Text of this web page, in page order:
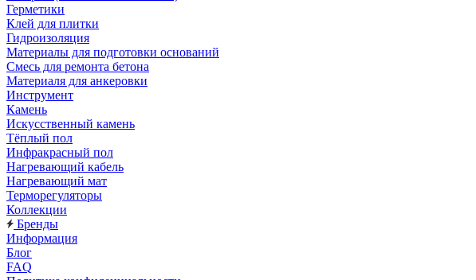
Герметики
Клей для плитки
Гидроизоляция
Материалы для подготовки оснований
Смесь для ремонта бетона
Материаля для анкеровки
Инструмент
Камень
Искусственный камень
Тёплый пол
Инфракрасный пол
Нагревающий кабель
Нагревающий мат
Терморегуляторы
Коллекции
Бренды
Информация
Блог
FAQ